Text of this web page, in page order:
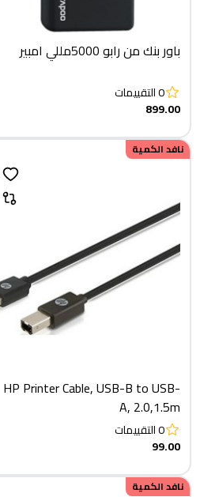
باور بنك من رابو 5000مللي امبير
0التقييمات
899.00
نافد الكمية
HP Printer Cable, USB-B to USB-
A, 2.0,1.5m
0التقييمات
99.00
نافد الكمية